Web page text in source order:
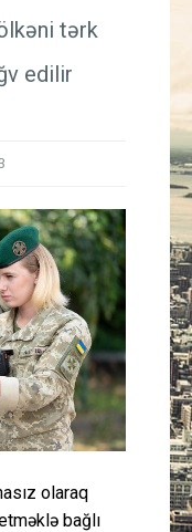
Azərbaycan
tərk
edilir
olaraq
bağlı